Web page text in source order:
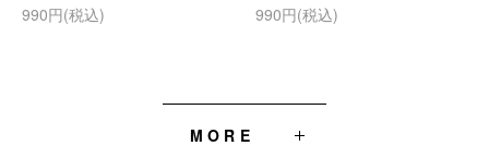
990円(税込)
990円(税込)
MORE